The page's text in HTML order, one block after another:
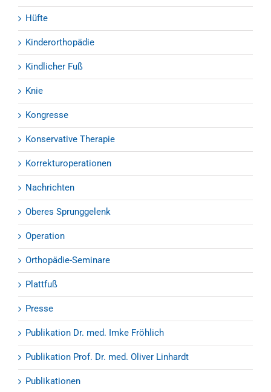
Hüfte
Kinderorthopädie
Kindlicher Fuß
Knie
Kongresse
Konservative Therapie
Korrekturoperationen
Nachrichten
Oberes Sprunggelenk
Operation
Orthopädie-Seminare
Plattfuß
Presse
Publikation Dr. med. Imke Fröhlich
Publikation Prof. Dr. med. Oliver Linhardt
Publikationen